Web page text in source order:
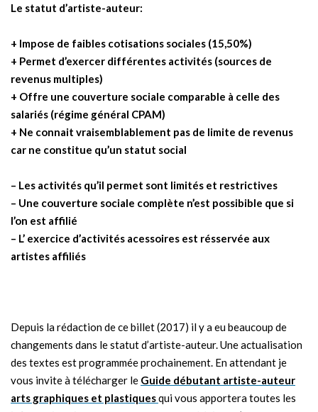
Le statut d’artiste-auteur:
+ Impose de faibles cotisations sociales (15,50%)
+ Permet d’exercer différentes activités (sources de
revenus multiples)
+ Offre une couverture sociale comparable à celle des
salariés (régime général CPAM)
+ Ne connait vraisemblablement pas de limite de revenus
car ne constitue qu’un statut social
– Les activités qu’il permet sont limités et restrictives
– Une couverture sociale complète n’est possibible que si
l’on est affilié
– L’ exercice d’activités acessoires est résservée aux
artistes affiliés
Depuis la rédaction de ce billet (2017) il y a eu beaucoup de
changements dans le statut d’artiste-auteur. Une actualisation
des textes est programmée prochainement. En attendant je
vous invite à télécharger le Guide débutant artiste-auteur
arts graphiques et plastiquesqui vous apportera toutes les